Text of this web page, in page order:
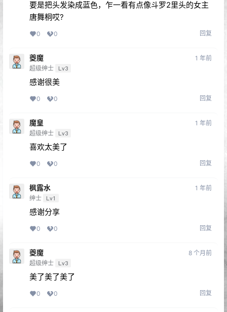
要是把头发染成蓝色，乍一看有点像斗罗2里头的女主
唐舞桐哎?
0 0 回复
夔魔
超级绅士 Lv3
1 年前
感谢很美
0 0 回复
魔皇
超级绅士 Lv3
1 年前
喜欢太美了
0 0 回复
枫露水
绅士 Lv1
1 年前
感谢分享
0 0 回复
夔魔
超级绅士 Lv3
8 个月前
美了美了美了
0 0 回复